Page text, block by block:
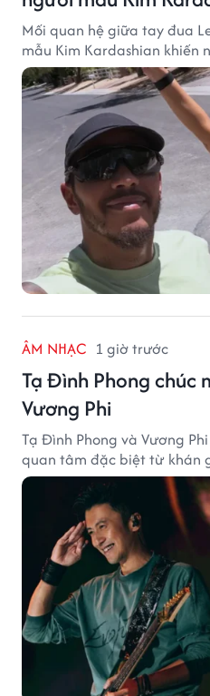
Mối quan hệ giữa tay đua
mẫu Kim Kardashian khiến
ÂM NHẠC 1 giờ trước
Tạ Đình Phong chúc
Vương Phi
Tạ Đình Phong và Vương
quan tâm đặc biệt từ khán